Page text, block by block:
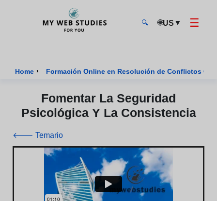
🔍 🌐US ▼ ☰
Home › Formación Online en Resolución de Conflictos
Fomentar La Seguridad
Psicológica Y La Consistencia
🡐 Temario